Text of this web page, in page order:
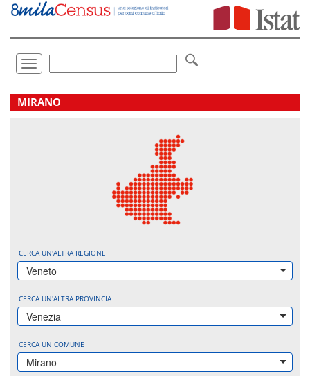
Vai
direttamente
Toggle
navigation
.
MIRANO
CERCA UN'ALTRA REGIONE
Veneto
CERCA UN'ALTRA PROVINCIA
Venezia
CERCA UN COMUNE
Mirano